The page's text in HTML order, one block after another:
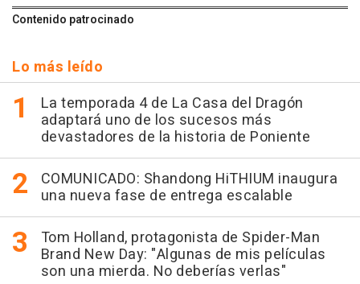
Contenido patrocinado
Lo más leído
La temporada 4 de La Casa del Dragón
adaptará uno de los sucesos más
devastadores de la historia de Poniente
COMUNICADO: Shandong HiTHIUM inaugura
una nueva fase de entrega escalable
Tom Holland, protagonista de Spider-Man
Brand New Day: "Algunas de mis películas
son una mierda. No deberías verlas"